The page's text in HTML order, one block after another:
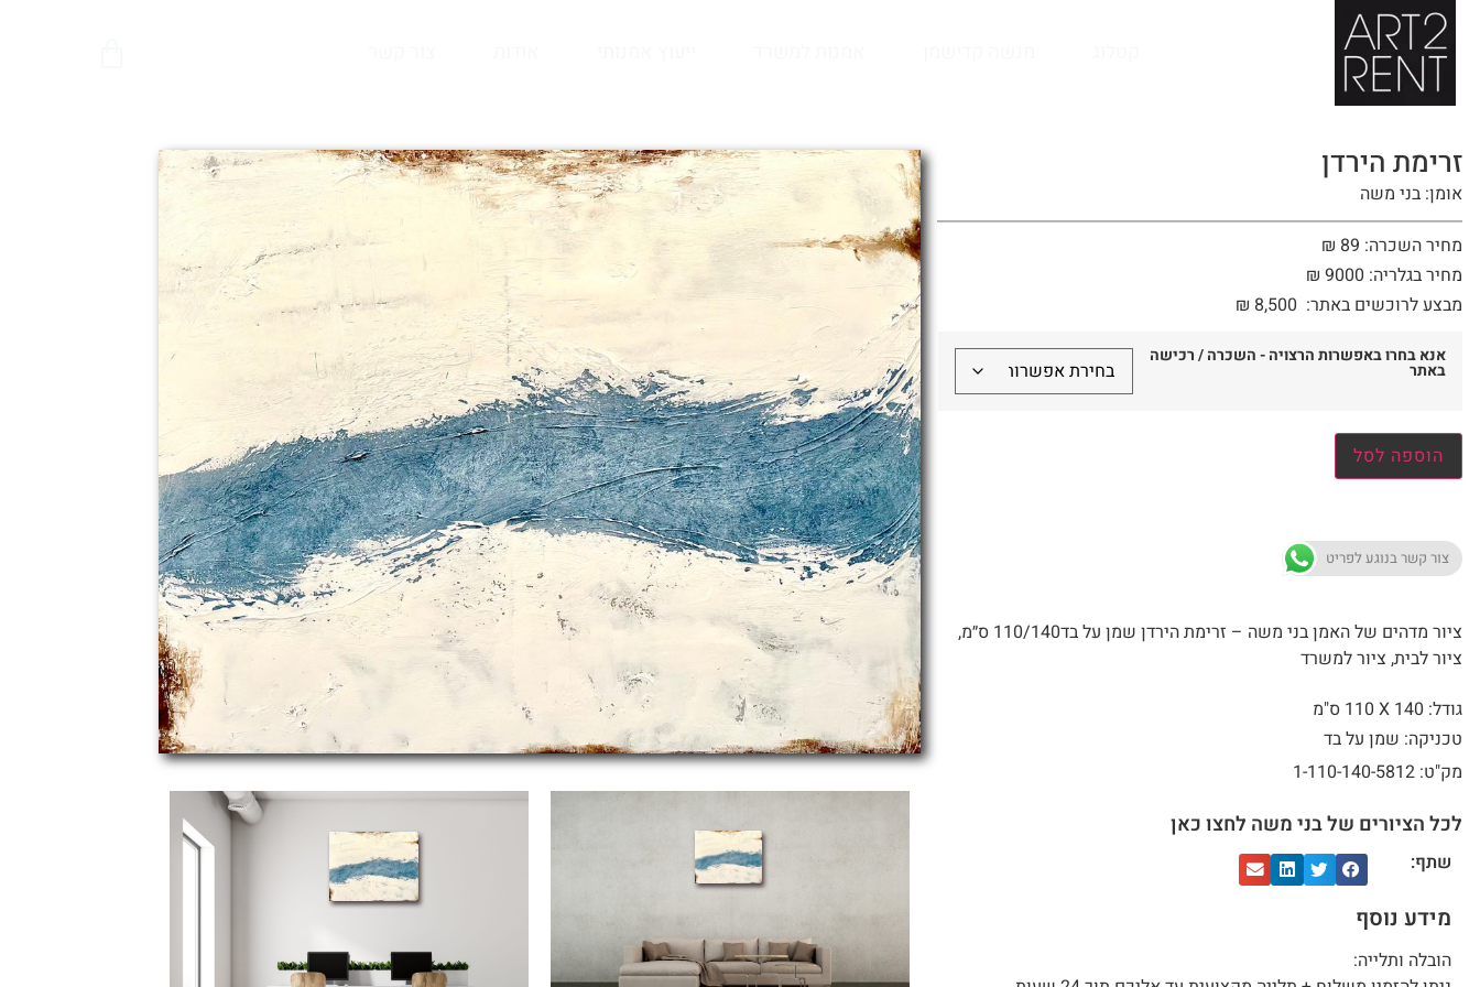
לתוכן
זרימת הירדן
אומן: בני משה
מחיר השכרה: 89 ₪
מחיר בגלריה: 9000 ₪
מבצע לרוכשים באתר:
₪ 8,500
אנא בחרו באפשרות הרצויה - השכרה / רכישה
באתר
הוספה לסל
צור קשר בנוגע לפריט
ציור מדהים של האמן בני משה – זרימת הירדן שמן על בד110/140 ס״מ,
ציור לבית, ציור למשרד
גודל: 140 X
110 ס"מ
טכניקה: שמן על בד
מק"ט: 1-110-140-5812
לכל הציורים של בני משה לחצו כאן
שתף:
מידע נוסף
הובלה ותלייה: